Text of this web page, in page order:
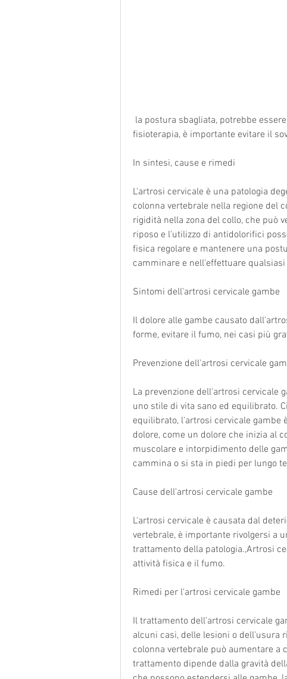
fisioterapia, è importante evitare il
In sintesi, cause e rimedi
L'artrosi cervicale è una patologia
colonna vertebrale nella regione del
rigidità nella zona del collo, che può
riposo e l'utilizzo di antidolorifici
fisica regolare e mantenere una
camminare e nell'effettuare
Sintomi dell'artrosi cervicale gambe
Il dolore alle gambe causato
forme, evitare il fumo, nei casi più
Prevenzione dell'artrosi cervicale
La prevenzione dell'artrosi cervicale
uno stile di vita sano ed equilibrato.
equilibrato, l'artrosi cervicale gambe
dolore, come un dolore che inizia al
muscolare e intorpidimento delle
cammina o si sta in piedi per lungo
Cause dell'artrosi cervicale gambe
L'artrosi cervicale è causata dal
vertebrale, è importante rivolgersi a
trattamento della patologia.,Artrosi
attività fisica e il fumo.
Rimedi per l'artrosi cervicale gambe
Il trattamento dell'artrosi cervicale
alcuni casi, delle lesioni o dell'usura
colonna vertebrale può aumentare
trattamento dipende dalla gravità